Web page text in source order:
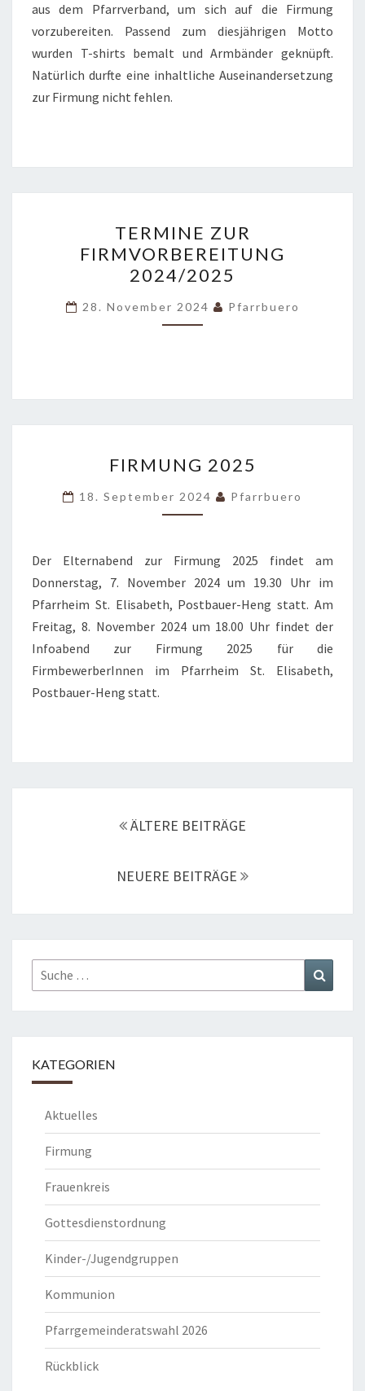
aus dem Pfarrverband, um sich auf die Firmung
vorzubereiten. Passend zum diesjährigen Motto
wurden T-shirts bemalt und Armbänder geknüpft.
Natürlich durfte eine inhaltliche Auseinandersetzung
zur Firmung nicht fehlen.
ZUR
FIRMVORBEREITUNG
2024/2025
TERMINE ZUR
FIRMVORBEREITUNG
2024/2025
28. November 2024 Pfarrbuero
2025
FIRMUNG 2025
18. September 2024 Pfarrbuero
Der Elternabend zur Firmung 2025 findet am
Donnerstag, 7. November 2024 um 19.30 Uhr im
Pfarrheim St. Elisabeth, Postbauer-Heng statt. Am
Freitag, 8. November 2024 um 18.00 Uhr findet der
Infoabend zur Firmung 2025 für die
FirmbewerberInnen im Pfarrheim St. Elisabeth,
Postbauer-Heng statt.
ÄLTERE BEITRÄGE
NEUERE BEITRÄGE
Suche
nach:
KATEGORIEN
Aktuelles
Firmung
Frauenkreis
Gottesdienstordnung
Kinder-/Jugendgruppen
Kommunion
Pfarrgemeinderatswahl 2026
Rückblick